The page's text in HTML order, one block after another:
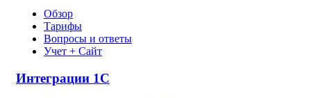
Обзор
Тарифы
Вопросы и ответы
Учет + Сайт
Интеграции 1С